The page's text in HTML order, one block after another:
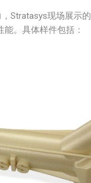
Stratasys现场展示
。具体样件包括：